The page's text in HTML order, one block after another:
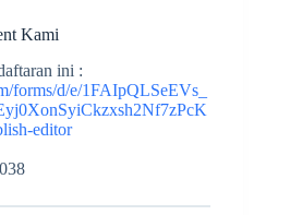
Kami
ini :
forms/d/e/1FAIpQLSeEVs_
editor